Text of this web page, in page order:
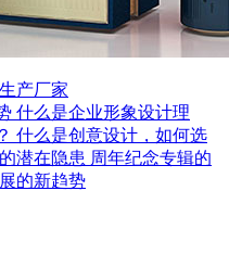
产厂家
什么是企业形象设计理
什么是创意设计，如何选
潜在隐患 周年纪念专辑的
的新趋势